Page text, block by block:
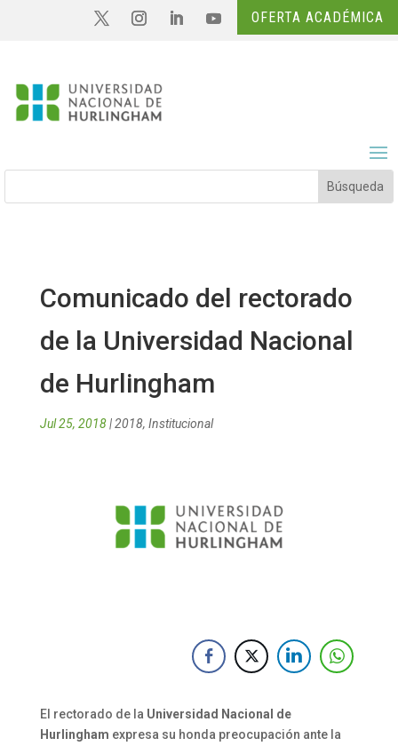
OFERTA ACADÉMICA
Comunicado del rectorado
de la Universidad Nacional
de Hurlingham
Jul 25, 2018|2018, Institucional
El rectorado de la Universidad Nacional de
Hurlingham expresa su honda preocupación ante la